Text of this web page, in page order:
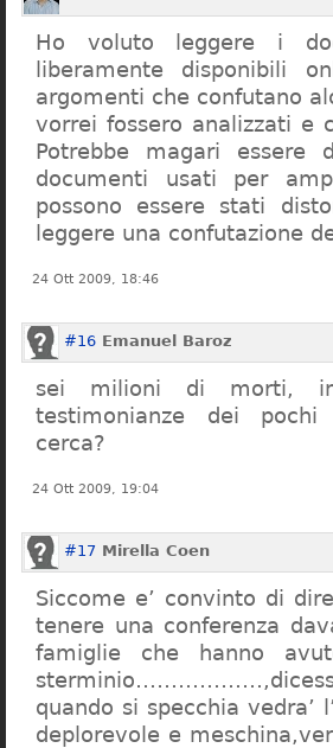
Ho voluto leggere i
liberamente disponibili
argomenti che confutano
vorrei fossero analizzati e
Potrebbe magari
documenti usati per
possono essere stati
leggere una confutazione
24 Ott 2009, 18:46
#16 Emanuel Baroz
sei milioni di morti,
testimonianze dei
cerca?
24 Ott 2009, 19:04
#17 Mirella Coen
Siccome e’ convinto di
tenere una conferenza
famiglie che hanno
quando si specchia vedra’
deplorevole e